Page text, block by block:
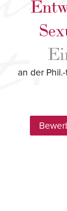
an der